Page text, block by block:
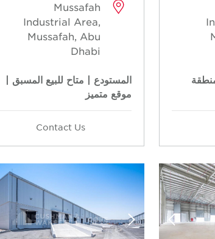
Mussafah
Industrial Area,
Mussafah, Abu
Dhabi
المستودع | متاح للبيع المسبق |
موقع متميز
Contact Us